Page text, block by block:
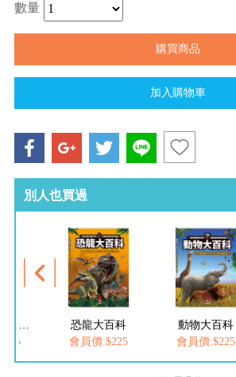
數量
別人也買過
恐龍大百科
會員價:$225
動物大百科
會員價:$225